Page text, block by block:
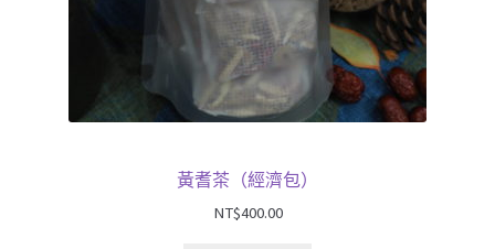
黃耆茶（經濟包）
NT$400.00